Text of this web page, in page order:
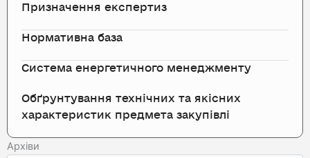
Призначення експертиз
Нормативна база
Система енергетичного менеджменту
Обґрунтування технічних та якісних
характеристик предмета закупівлі
Архіви
Архіви